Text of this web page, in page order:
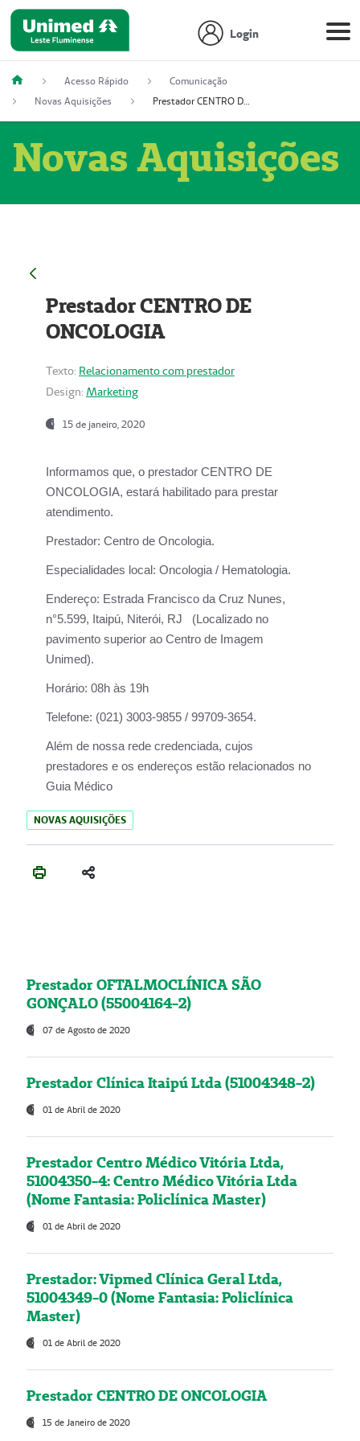
Login
Acesso Rápido
Comunicação
Novas Aquisições
Prestador CENTRO DE ONCOLOGIA
Novas Aquisições
Prestador CENTRO DE
ONCOLOGIA
Texto: Relacionamento com prestador
Design: Marketing
15 de janeiro, 2020
Informamos que, o prestador CENTRO DE
ONCOLOGIA, estará habilitado para prestar
atendimento.
Prestador: Centro de Oncologia.
Especialidades local: Oncologia / Hematologia.
Endereço: Estrada Francisco da Cruz Nunes,
n°5.599, Itaipú, Niterói, RJ (Localizado no
pavimento superior ao Centro de Imagem
Unimed).
Horário: 08h às 19h
Telefone: (021) 3003-9855 / 99709-3654.
Além de nossa rede credenciada, cujos
prestadores e os endereços estão relacionados no
Guia Médico
NOVAS AQUISIÇÕES
Prestador OFTALMOCLÍNICA SÃO
GONÇALO (55004164-2)
07 de Agosto de 2020
Prestador Clínica Itaipú Ltda (51004348-2)
01 de Abril de 2020
Prestador Centro Médico Vitória Ltda,
51004350-4: Centro Médico Vitória Ltda
(Nome Fantasia: Policlínica Master)
01 de Abril de 2020
Prestador: Vipmed Clínica Geral Ltda,
51004349-0 (Nome Fantasia: Policlínica
Master)
01 de Abril de 2020
Prestador CENTRO DE ONCOLOGIA
15 de Janeiro de 2020